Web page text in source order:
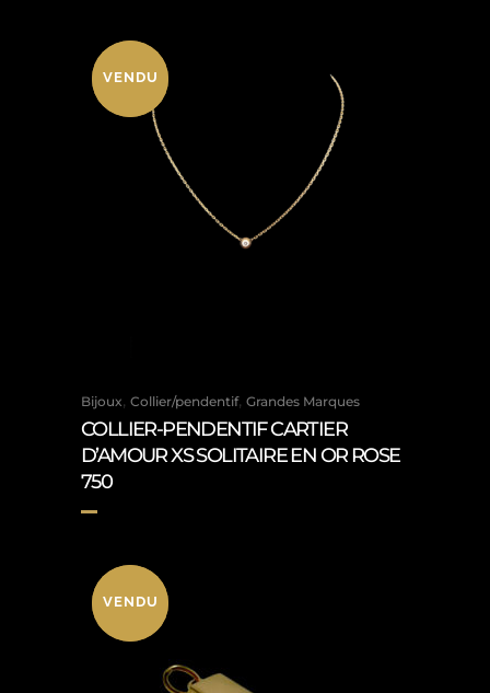
VENDU
Bijoux, Collier/pendentif, Grandes Marques
COLLIER-PENDENTIF CARTIER
D’AMOUR XS SOLITAIRE EN OR ROSE
750
VENDU
VENDU
VENDU